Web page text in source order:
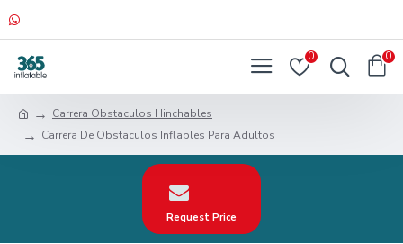
0 0
Carrera Obstaculos Hinchables
Carrera De Obstaculos Inflables Para Adultos
Request Price